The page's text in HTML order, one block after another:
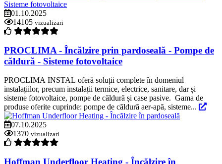
01.10.2025
14105 vizualizari
PROCLIMA - Încălzire prin pardoseală - Pompe de
căldură - Sisteme fotovoltaice
PROCLIMA INSTAL oferă soluții complete în domeniul
instalațiilor, precum instalații termice, electrice, sanitare, dar și
sisteme fotovoltaice, pompe de căldură și case pasive. Gama de
produse oferite cuprinde: pompe de căldură aer-apă, sisteme...
07.10.2025
1370 vizualizari
Hoffman Underfloor Heating - Încălzire în